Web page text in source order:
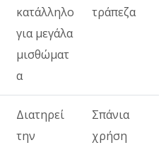
κατάλληλο
για μεγάλα
μισθώματ
α
τράπεζα
Διατηρεί
την
Σπάνια
χρήση